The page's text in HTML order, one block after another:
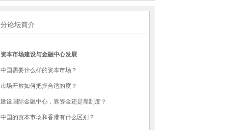
分论坛简介
资本市场建设与金融中心发展
中国需要什么样的资本市场？
市场开放如何把握合适的度？
建设国际金融中心，靠资金还是靠制度？
中国的资本市场和香港有什么区别？